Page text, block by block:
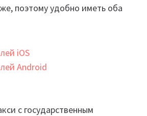
поэтому удобно иметь оба
iOS
Android
с государственным